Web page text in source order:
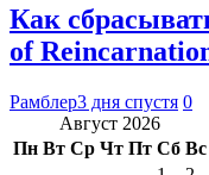
Как
of
Рамблер3 дня спустя 0
Август 2026
Пн Вт Ср Чт Пт Сб Вс